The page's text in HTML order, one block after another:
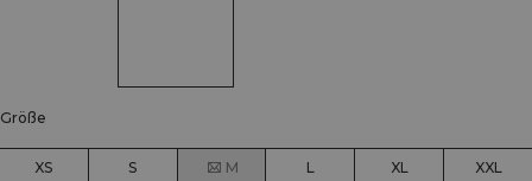
Größe
XS S M L XL XXL